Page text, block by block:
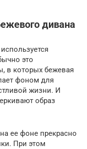
дивана
это
в которых бежевая
фоном для
жизни. И
образ
ее фоне прекрасно
При этом